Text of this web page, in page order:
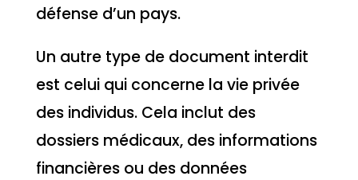
défense d’un pays.
Un autre type de document interdit
est celui qui concerne la vie privée
des individus. Cela inclut des
dossiers médicaux, des informations
financières ou des données